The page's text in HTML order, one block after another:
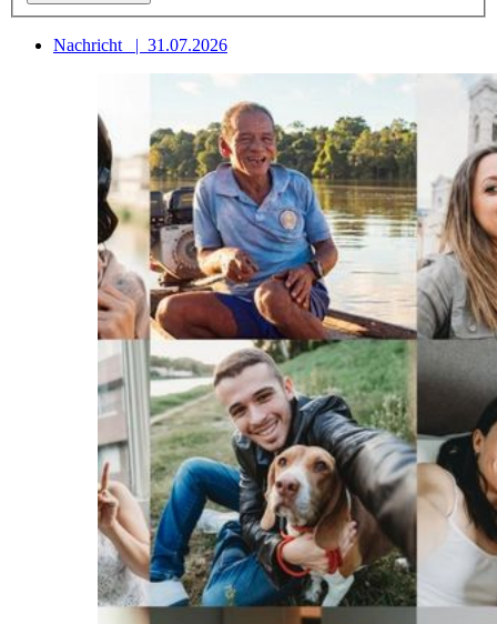
Nachricht | 31.07.2026